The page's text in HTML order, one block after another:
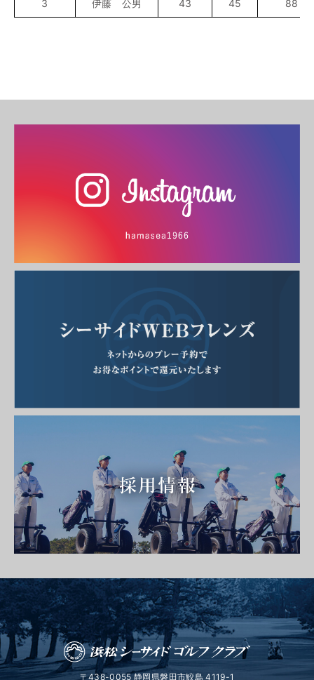
3 伊藤 公男 43 45 88
〒438-0055 静岡県磐田市鮫島 4119-1